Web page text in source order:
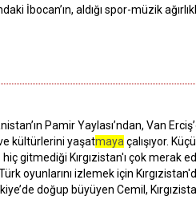
İbocan’ın, aldığı spor-müzik
Pamir Yaylası’ndan, Van
kültürlerini yaşatmaya çalışıyor.
gitmediği Kırgızistan'ı çok merak
izlemek için
doğup büyüyen Cemil,